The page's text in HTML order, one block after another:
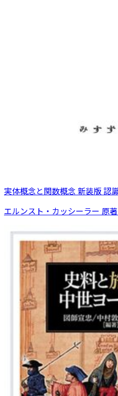
実体概念と関数概念 新装版 認
エルンスト・カッシーラー 原